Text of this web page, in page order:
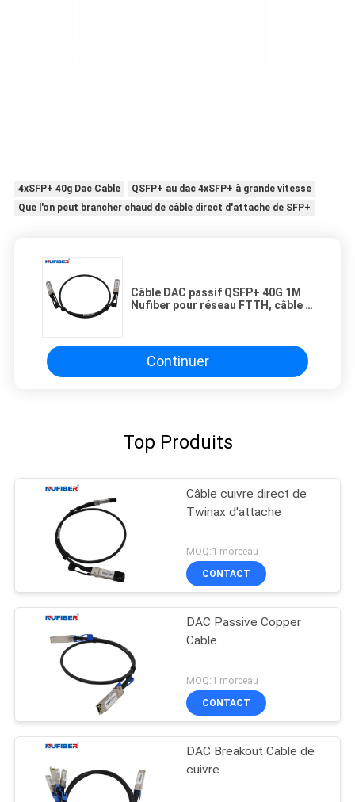
4xSFP+ 40g Dac Cable
QSFP+ au dac 4xSFP+ à grande vitesse
Que l'on peut brancher chaud de câble direct d'attache de SFP+
Câble DAC passif QSFP+ 40G 1M
Nufiber pour réseau FTTH, câble à
Continuer
Top Produits
Câble cuivre direct de
Twinax d'attache
MOQ:1 morceau
CONTACT
DAC Passive Copper
Cable
MOQ:1 morceau
CONTACT
DAC Breakout Cable de
cuivre